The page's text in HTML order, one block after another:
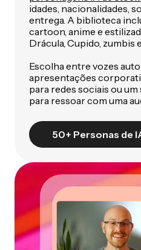
idades, nacionalidades,
entrega. A biblioteca
cartoon, anime e
Drácula, Cupido, zumbis
Escolha entre vozes
apresentações
para redes sociais ou
para ressoar com uma
50+ Personas de